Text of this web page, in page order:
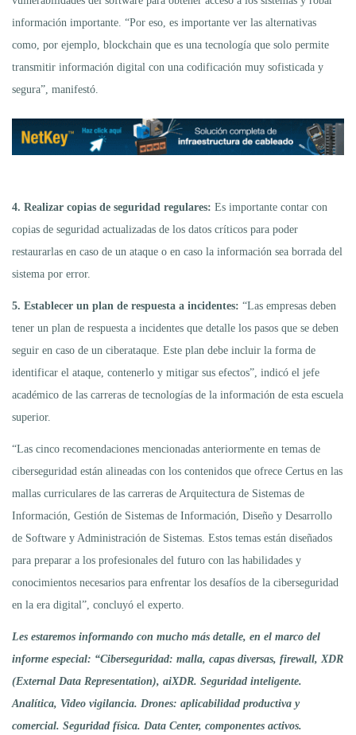
información importante. “Por eso, es importante ver las alternativas
como, por ejemplo, blockchain que es una tecnología que solo permite
transmitir información digital con una codificación muy sofisticada y
segura”, manifestó.
4. Realizar copias de seguridad regulares: Es importante contar con
copias de seguridad actualizadas de los datos críticos para poder
restaurarlas en caso de un ataque o en caso la información sea borrada del
sistema por error.
5. Establecer un plan de respuesta a incidentes: “Las empresas deben
tener un plan de respuesta a incidentes que detalle los pasos que se deben
seguir en caso de un ciberataque. Este plan debe incluir la forma de
identificar el ataque, contenerlo y mitigar sus efectos”, indicó el jefe
académico de las carreras de tecnologías de la información de esta escuela
superior.
“Las cinco recomendaciones mencionadas anteriormente en temas de
ciberseguridad están alineadas con los contenidos que ofrece Certus en las
mallas curriculares de las carreras de Arquitectura de Sistemas de
Información, Gestión de Sistemas de Información, Diseño y Desarrollo
de Software y Administración de Sistemas. Estos temas están diseñados
para preparar a los profesionales del futuro con las habilidades y
conocimientos necesarios para enfrentar los desafíos de la ciberseguridad
en la era digital”, concluyó el experto.
Les estaremos informando con mucho más detalle, en el marco del
informe especial: “Ciberseguridad: malla, capas diversas, firewall, XDR
(External Data Representation), aiXDR. Seguridad inteligente.
Analítica, Video vigilancia. Drones: aplicabilidad productiva y
comercial. Seguridad física. Data Center, componentes activos.